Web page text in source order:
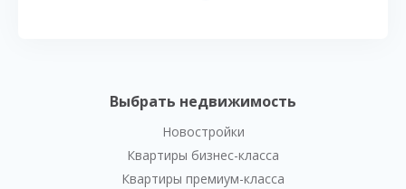
Выбрать недвижимость
Новостройки
Квартиры бизнес-класса
Квартиры премиум-класса